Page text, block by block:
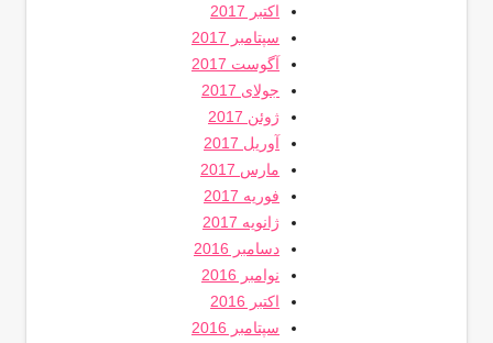
اکتبر 2017
سپتامبر 2017
آگوست 2017
جولای 2017
ژوئن 2017
آوریل 2017
مارس 2017
فوریه 2017
ژانویه 2017
دسامبر 2016
نوامبر 2016
اکتبر 2016
سپتامبر 2016